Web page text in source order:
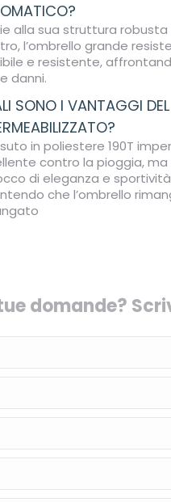
alla sua struttura
l’ombrello grande
e resistente,
danni.
SONO I VANTAGGI
in poliestere 190T
contro la pioggia,
di eleganza e
che l’ombrello
domande?